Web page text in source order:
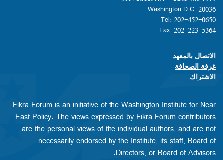
Washington D.C. 20036
Tel: 202-452-0650
Fax: 202-223-5364
Footer contact links
الاتصال بالمعهد
غرفة الصحافة
الاشتراك
Fikra Forum is an initiative of the Washington Institute for Near
East Policy. The views expressed by Fikra Forum contributors
are the personal views of the individual authors, and are not
necessarily endorsed by the Institute, its staff, Board of
Directors, or Board of Advisors.​​